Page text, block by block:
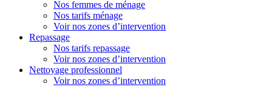
Nos femmes de ménage
Nos tarifs ménage
Voir nos zones d’intervention
Repassage
Nos tarifs repassage
Voir nos zones d’intervention
Nettoyage professionnel
Voir nos zones d’intervention